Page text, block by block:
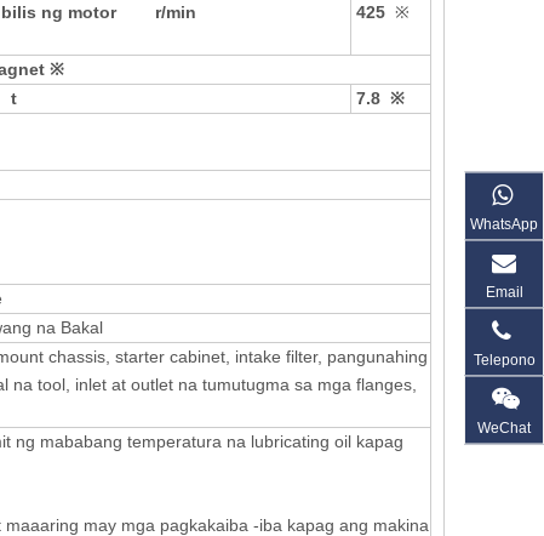
bilis ng motor r/min 425 ※
※
7.8 ※
na Bakal
chassis, starter cabinet, intake filter, pangunahing
tool, inlet at outlet na tumutugma sa mga flanges,
ng mababang temperatura na lubricating oil kapag
may mga pagkakaiba -iba kapag ang makina
WhatsApp
Email
Telepono
WeChat